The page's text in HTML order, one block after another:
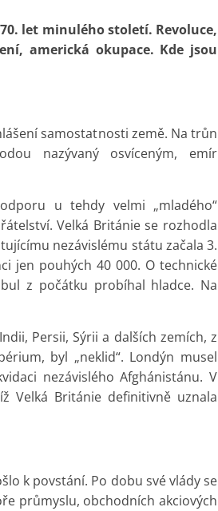
let minulého století. Revoluce,
americká okupace. Kde jsou
samostatnosti země. Na trůn
nazývaný osvíceným, emír
u tehdy velmi „mladého“
Velká Británie se rozhodla
nezávislému státu začala 3.
jen pouhých 40 000. O technické
z počátku probíhal hladce. Na
Persii, Sýrii a dalších zemích, z
byl „neklid“. Londýn musel
nezávislého Afghánistánu. V
Velká Británie definitivně uznala
k povstání. Po dobu své vlády se
průmyslu, obchodních akciových